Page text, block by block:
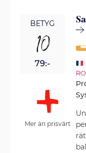
BETYG
10
79:-
Mer än prisvärt